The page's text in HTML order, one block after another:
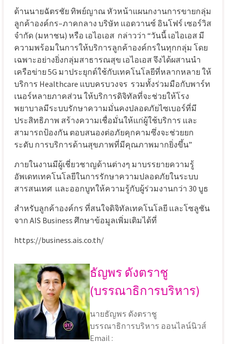
ด้านนายฉัตรชัย ทิพย์ญาณ หัวหน้าแผนกงานการขายกลุ่ม
ลูกค้าองค์กร–ภาคกลาง บริษัท แอดวานซ์ อินโฟร์ เซอร์วิส
จำกัด (มหาชน) หรือ เอไอเอส กล่าวว่า “วันนี้ เอไอเอส มี
ความพร้อมในการให้บริการลูกค้าองค์กรในทุกกลุ่ม โดย
เฉพาะอย่างยิ่งกลุ่มสาธารณสุข เอไอเอส จึงได้ผสานนำ
เครือข่าย 5G มาประยุกต์ใช้กับเทคโนโลยีที่หลากหลาย ให้
บริการ Healthcare แบบครบวงจร รวมทั้งร่วมมือกับพาร์ท
เนอร์หลายภาคส่วน ให้บริการดิจิทัลที่จะช่วยให้โรง
พยาบาลมีระบบรักษาความมั่นคงปลอดภัยไซเบอร์ที่มี
ประสิทธิภาพ สร้างความเชื่อมั่นให้แก่ผู้ใช้บริการ และ
สามารถป้องกัน ตอบสนองต่อภัยคุกคามซึ่งจะช่วยยก
ระดับ การบริการด้านสุขภาพที่มีคุณภาพมากยิ่งขึ้น”
ภายในงานมีผู้เชี่ยวชาญด้านต่างๆ มาบรรยายความรู้
อัพเดทเทคโนโลยีในการรักษาความปลอดภัยในระบบ
สารสนเทศ และออกบูทให้ความรู้กับผู้ร่วมงานกว่า 30 บูธ
สำหรับลูกค้าองค์กร ที่สนใจดิจิทัลเทคโนโลยี และโซลูชัน
จาก AIS Business ศึกษาข้อมูลเพิ่มเติมได้ที่
https://business.ais.co.th/
ธัญพร ดังตราชู
(บรรณาธิการบริหาร)
นายธัญพร ดังตราชู
บรรณาธิการบริหาร ออนไลน์นิวส์
Email :